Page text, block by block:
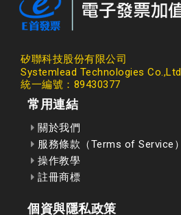
矽聯科技股份有限公司
Systemlead Technologies Co.,Ltd
統一編號：89430377
常用連結
關於我們
服務條款（Terms of Service）
操作教學
註冊商標
個資與隱私政策